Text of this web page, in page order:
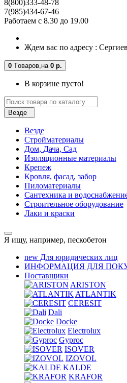
8(800)333-48-78
7(985)434-67-46
Работаем с 8.30 до 19.00
Ждем вас по адресу :
0 Tоваров,на 0 р.
В корзине пусто!
Везде
Везде
Стройматериалы
Дом, Дача, Сад
Изоляционные материалы
Крепеж
Кровля, фасад, забор
Пиломатериалы
Сантехника и
Строительное оборудование
Лаки и краски
Я ищу, например, пескобетон
new Для юридических лиц
ИНФОРМАЦИЯ ДЛЯ
Поставщики
ARISTON
ATLANTIK
CERESIT
Dali
Docke
Electrolux
Gyproc
ISOVER
IZOVOL
KALDE
KRAFOR